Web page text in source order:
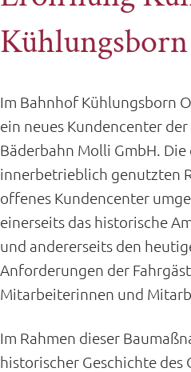
Im Bahnhof Kühlungsborn
ein neues Kundencenter
Bäderbahn Molli GmbH.
innerbetrieblich genutzten
offenes Kundencenter
einerseits das historische
und andererseits den
Anforderungen der
Mitarbeiterinnen und
Im Rahmen dieser
historischer Geschichte des